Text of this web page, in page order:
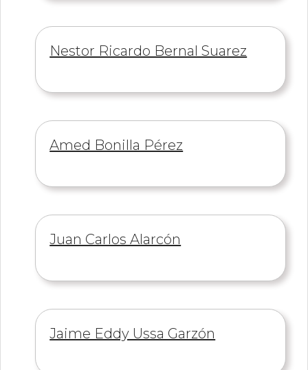
Información
Nestor Ricardo Bernal Suarez
Información
Amed Bonilla Pérez
Información
Juan Carlos Alarcón
Información
Jaime Eddy Ussa Garzón